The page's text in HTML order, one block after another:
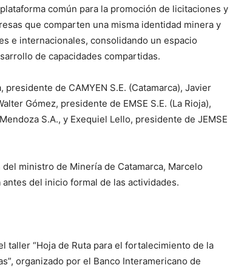
común para la promoción de licitaciones y
que comparten una misma identidad minera y
e internacionales, consolidando un espacio
de capacidades compartidas.
de CAMYEN S.E. (Catamarca), Javier
Gómez, presidente de EMSE S.E. (La Rioja),
S.A., y Exequiel Lello, presidente de JEMSE
ministro de Minería de Catamarca, Marcelo
del inicio formal de las actividades.
taller “Hoja de Ruta para el fortalecimiento de la
organizado por el Banco Interamericano de